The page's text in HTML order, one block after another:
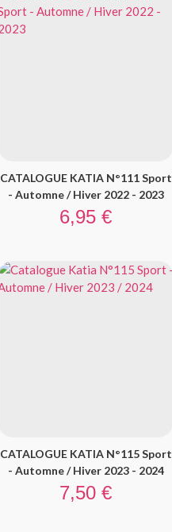
CATALOGUE KATIA N°111 Sport
- Automne / Hiver 2022 - 2023
Prix
6,95 €
CATALOGUE KATIA N°115 Sport
- Automne / Hiver 2023 - 2024
Prix
7,50 €